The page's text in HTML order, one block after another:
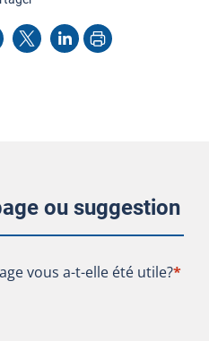
X LinkedInImprimer
ou suggestion
vous a-t-elle été utile?
vous a-t-elle été utile?*